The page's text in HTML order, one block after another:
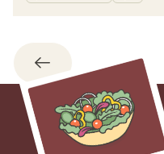
Назад